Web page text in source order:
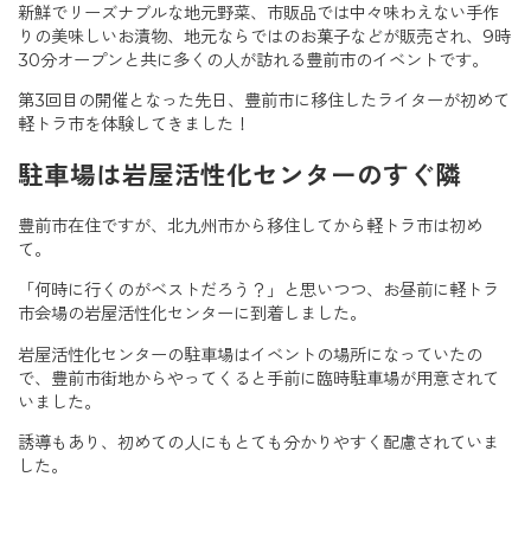
新鮮でリーズナブルな地元野菜、市販品では中々味わえない手作
りの美味しいお漬物、地元ならではのお菓子などが販売され、9時
30分オープンと共に多くの人が訪れる豊前市のイベントです。
第3回目の開催となった先日、豊前市に移住したライターが初めて
軽トラ市を体験してきました！
駐車場は岩屋活性化センターのすぐ隣
豊前市在住ですが、北九州市から移住してから軽トラ市は初め
て。
「何時に行くのがベストだろう？」と思いつつ、お昼前に軽トラ
市会場の岩屋活性化センターに到着しました。
岩屋活性化センターの駐車場はイベントの場所になっていたの
で、豊前市街地からやってくると手前に臨時駐車場が用意されて
いました。
誘導もあり、初めての人にもとても分かりやすく配慮されていま
した。